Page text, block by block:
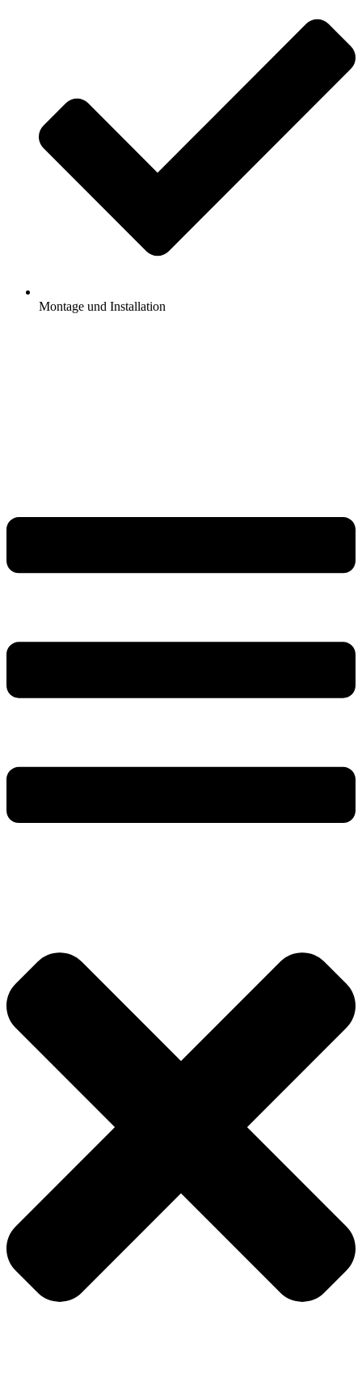
Montage und Installation